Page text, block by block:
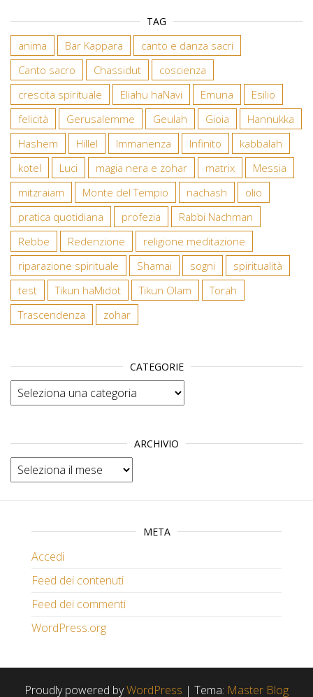
TAG
anima Bar Kappara
canto e danza sacri
Canto sacro
Chassidut
coscienza
crescita spirituale
Eliahu haNavi Emuna
Esilio
felicità
Gerusalemme Geulah Gioia
Hannukka
Hashem
Hillel Immanenza Infinito
kabbalah
kotel
Luci magia nera e zohar matrix
Messia
mitzraiam
Monte del Tempio nachash
olio
pratica quotidiana
profezia
Rabbi Nachman
Rebbe
Redenzione
religione meditazione
riparazione spirituale
Shamai sogni
spiritualità
test
Tikun haMidot Tikun Olam
Torah
Trascendenza
zohar
CATEGORIE
Categorie
ARCHIVIO
Archivio
META
Accedi
Feed dei contenuti
Feed dei commenti
WordPress.org
Proudly powered byWordPress | Tema: Master Blog